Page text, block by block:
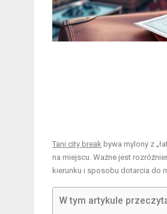
Tani city break bywa mylony z
na miejscu. Ważne jest
kierunku i sposobu dotarcia do
W tym artykule